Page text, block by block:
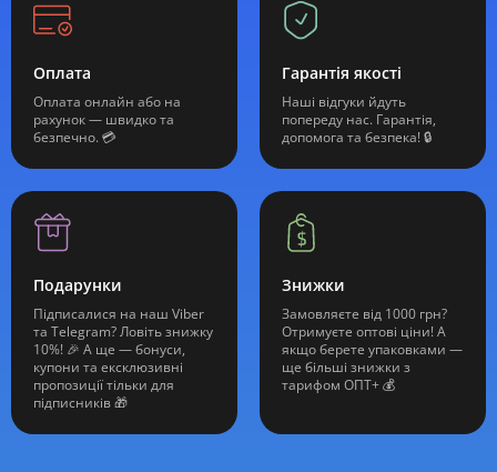
Оплата
Оплата онлайн або на
рахунок — швидко та
безпечно. 💳
Гарантія якості
Наші відгуки йдуть
попереду нас. Гарантія,
допомога та безпека! 🔒
Подарунки
Підписалися на наш Viber
та Telegram? Ловіть знижку
10%! 🎉 А ще — бонуси,
купони та ексклюзивні
пропозиції тільки для
підписників 🎁
Знижки
Замовляєте від 1000 грн?
Отримуєте оптові ціни! А
якщо берете упаковками —
ще більші знижки з
тарифом ОПТ+ 💰